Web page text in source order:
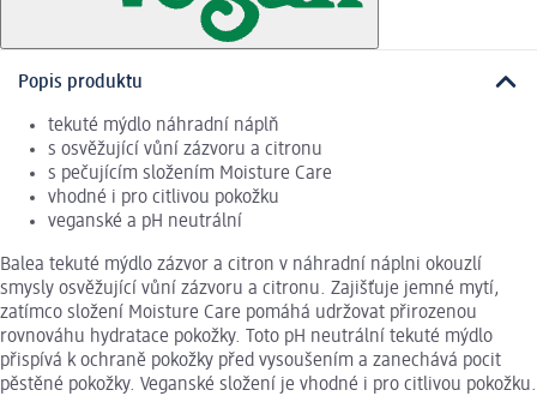
Popis produktu
tekuté mýdlo náhradní náplň
s osvěžující vůní zázvoru a citronu
s pečujícím složením Moisture Care
vhodné i pro citlivou pokožku
veganské a pH neutrální
Balea tekuté mýdlo zázvor a citron v náhradní náplni okouzlí
smysly osvěžující vůní zázvoru a citronu. Zajišťuje jemné mytí,
zatímco složení Moisture Care pomáhá udržovat přirozenou
rovnováhu hydratace pokožky. Toto pH neutrální tekuté mýdlo
přispívá k ochraně pokožky před vysoušením a zanechává pocit
pěstěné pokožky. Veganské složení je vhodné i pro citlivou pokožku.